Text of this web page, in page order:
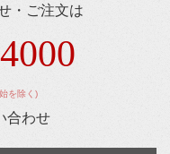
・ご注文は
を除く)
合わせ